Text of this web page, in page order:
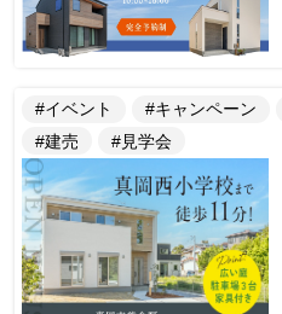
#イベント #キャンペーン
#建売
#見学会